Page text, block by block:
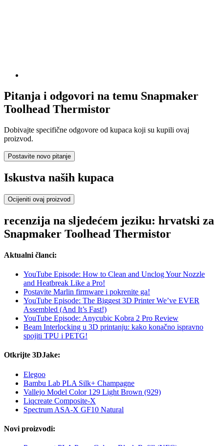
Pitanja i odgovori na temu Snapmaker
Toolhead Thermistor
Dobivajte specifične odgovore od kupaca koji su kupili ovaj
proizvod.
Postavite novo pitanje
Iskustva naših kupaca
Ocijeniti ovaj proizvod
recenzija na sljedećem jeziku: hrvatski za
Snapmaker Toolhead Thermistor
Aktualni članci:
YouTube Episode: How to Clean and Unclog Your Nozzle
and Heatbreak Like a Pro!
Postavite Marlin firmware i pokrenite ga!
YouTube Episode: The Biggest 3D Printer We’ve EVER
Assembled (And It’s Fast!)
YouTube Episode: Anycubic Kobra 2 Pro Review
Beam Interlocking u 3D printanju: kako konačno ispravno
spojiti TPU i PETG!
Otkrijte 3DJake:
Elegoo
Bambu Lab PLA Silk+ Champagne
Vallejo Model Color 129 Light Brown (929)
Liqcreate Composite-X
Spectrum ASA-X GF10 Natural
Novi proizvodi: